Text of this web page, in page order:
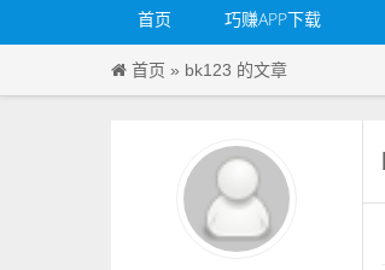
首页 巧赚APP下载
首页 » bk123 的文章